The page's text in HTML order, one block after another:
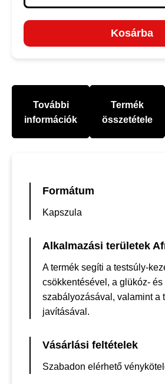
Kosárba
További
információk
Termék
összetétele
Formátum
Kapszula
Alkalmazási területek
A termék segíti a testsúly-
csökkentésével, a glükóz-
szabályozásával, valamint a
javításával.
Vásárlási feltételek
Szabadon elérhető